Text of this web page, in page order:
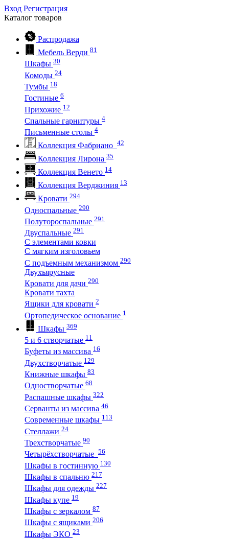
Вход Регистрация
Каталог товаров
Распродажа
Мебель Верди 81
Шкафы 30
Комоды 24
Тумбы 18
Гостиные 6
Прихожие 12
Спальные гарнитуры 4
Письменные столы 4
Коллекция Фабриано 42
Коллекция Лирона 35
Коллекция Венето 14
Коллекция Верджиния 13
Кровати 294
Односпальные 290
Полутороспальные 291
Двуспальные 291
С элементами ковки
С мягким изголовьем
С подъемным механизмом 290
Двухъярусные
Кровати для дачи 290
Кровати тахта
Ящики для кровати 2
Ортопедическое основание 1
Шкафы 369
5 и 6 створчатые 11
Буфеты из массива 16
Двухстворчатые 129
Книжные шкафы 83
Одностворчатые 68
Распашные шкафы 322
Серванты из массива 46
Современные шкафы 113
Стеллажи 24
Трехстворчатые 90
Четырёхстворчатые 56
Шкафы в гостинную 130
Шкафы в спальню 217
Шкафы для одежды 227
Шкафы купе 19
Шкафы с зеркалом 87
Шкафы с ящиками 206
Шкафы ЭКО 23